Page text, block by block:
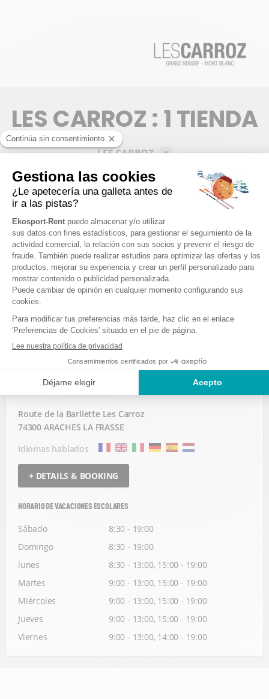
LES CARROZ : 1 TIENDA
LES CARROZ 1
EKOSPORT-RENT TECHNIGLISSE
Route de la Barliette Les Carroz
74300 ARACHES LA FRASSE
Idiomas hablados
+ DETAILS & BOOKING
HORARIO DE VACACIONES ESCOLARES
Sábado
8:30 - 19:00
Domingo
8:30 - 19:00
lunes
8:30 - 13:00, 15:00 - 19:00
Martes
9:00 - 13:00, 15:00 - 19:00
Miércoles
9:00 - 13:00, 15:00 - 19:00
Jueves
9:00 - 13:00, 15:00 - 19:00
Viernes
9:00 - 13:00, 14:00 - 19:00